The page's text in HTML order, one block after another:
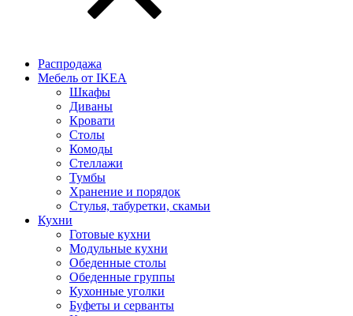
Распродажа
Мебель от IKEA
Шкафы
Диваны
Кровати
Столы
Комоды
Стеллажи
Тумбы
Хранение и порядок
Стулья, табуретки, скамьи
Кухни
Готовые кухни
Модульные кухни
Обеденные столы
Обеденные группы
Кухонные уголки
Буфеты и серванты